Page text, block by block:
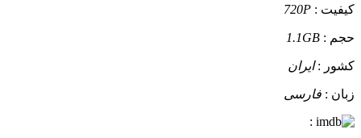
کيفيت : 720P
حجم : 1.1GB
کشور :ایران
زبان : فارسی
: